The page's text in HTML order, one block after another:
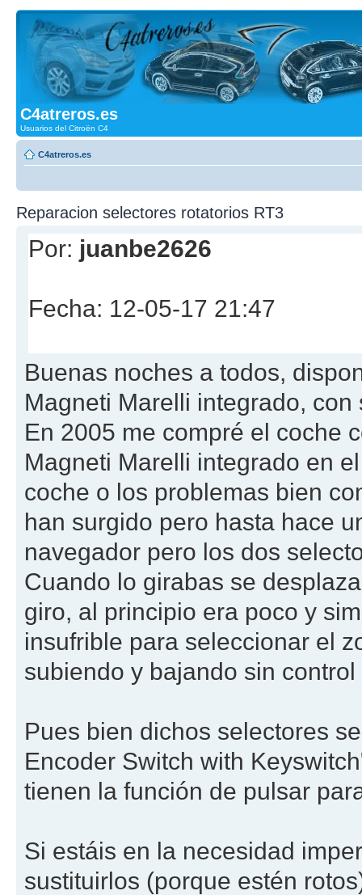
C4atreros.es
Usuarios del Citroën C4
C4atreros.es
Reparacion selectores rotatorios RT3
Por: juanbe2626
Fecha: 12-05-17 21:47
Buenas noches a todos,
Magneti Marelli integrado,
En 2005 me compré el coche
Magneti Marelli integrado en
coche o los problemas bien
han surgido pero hasta hace
navegador pero los dos
Cuando lo girabas se
giro, al principio era poco y
insufrible para seleccionar el
subiendo y bajando sin
Pues bien dichos selectores
Encoder Switch with
tienen la función de pulsar
Si estáis en la necesidad
sustituirlos (porque estén